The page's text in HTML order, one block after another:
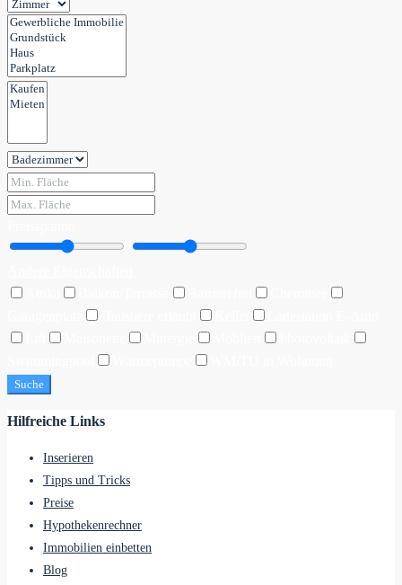
Suche
Hilfreiche Links
Inserieren
Tipps und Tricks
Preise
Hypothekenrechner
Immobilien einbetten
Blog